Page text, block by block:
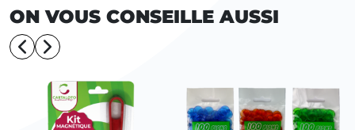
ON VOUS CONSEILLE AUSSI